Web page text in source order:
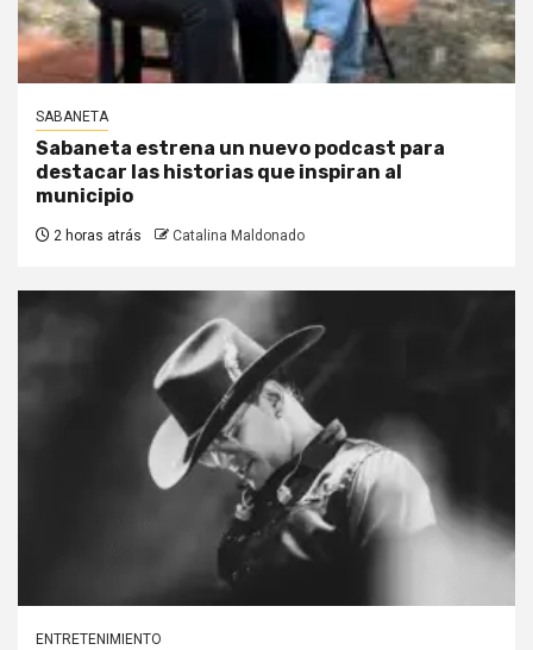
SABANETA
Sabaneta estrena un nuevo podcast para
destacar las historias que inspiran al
municipio
2 horas atrás Catalina Maldonado
ENTRETENIMIENTO